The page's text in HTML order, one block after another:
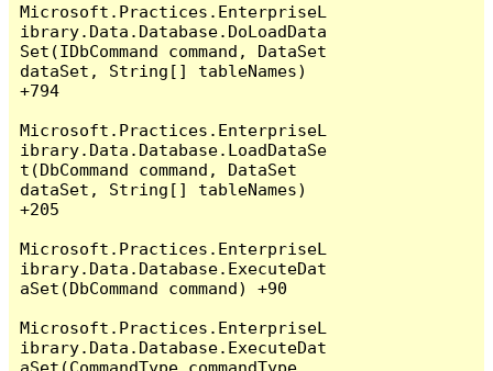
Microsoft.Practices.EnterpriseL
ibrary.Data.Database.DoLoadData
Set(IDbCommand command, DataSet
dataSet, String[] tableNames)
+794
Microsoft.Practices.EnterpriseL
ibrary.Data.Database.LoadDataSe
t(DbCommand command, DataSet
dataSet, String[] tableNames)
+205
Microsoft.Practices.EnterpriseL
ibrary.Data.Database.ExecuteDat
aSet(DbCommand command) +90
Microsoft.Practices.EnterpriseL
ibrary.Data.Database.ExecuteDat
aSet(CommandType commandType,